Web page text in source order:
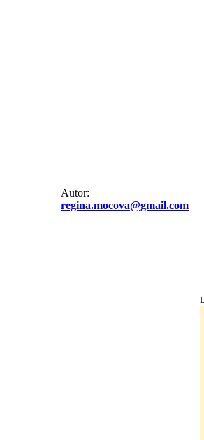
Autor:
regina.mocova@gmail.com